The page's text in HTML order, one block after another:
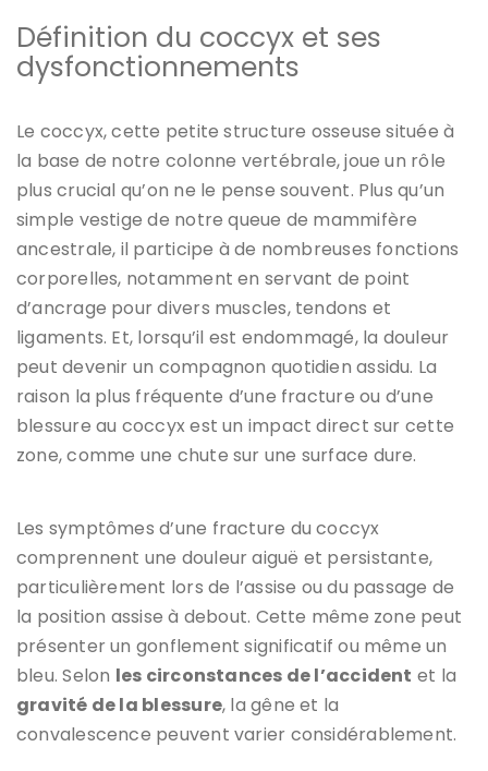
Définition du coccyx et ses
dysfonctionnements
Le coccyx, cette petite structure osseuse située à
la base de notre colonne vertébrale, joue un rôle
plus crucial qu’on ne le pense souvent. Plus qu’un
simple vestige de notre queue de mammifère
ancestrale, il participe à de nombreuses fonctions
corporelles, notamment en servant de point
d’ancrage pour divers muscles, tendons et
ligaments. Et, lorsqu’il est endommagé, la douleur
peut devenir un compagnon quotidien assidu. La
raison la plus fréquente d’une fracture ou d’une
blessure au coccyx est un impact direct sur cette
zone, comme une chute sur une surface dure.
Les symptômes d’une fracture du coccyx
comprennent une douleur aiguë et persistante,
particulièrement lors de l’assise ou du passage de
la position assise à debout. Cette même zone peut
présenter un gonflement significatif ou même un
bleu. Selon les circonstances de l’accident et la
gravité de la blessure, la gêne et la
convalescence peuvent varier considérablement.